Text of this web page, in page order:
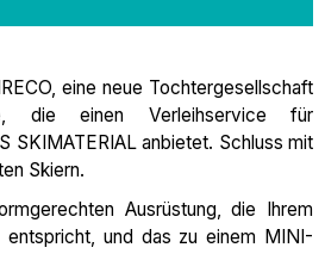
eine neue Tochtergesellschaft
die einen Verleihservice für
SKIMATERIAL anbietet. Schluss mit
Skiern.
Ausrüstung, die Ihrem
entspricht, und das zu einem MINI-